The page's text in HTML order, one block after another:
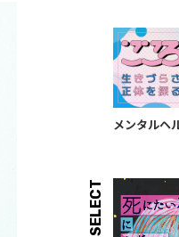
メンタルヘ
SELECT